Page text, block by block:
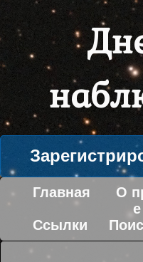
Главная
О
е
Ссылки